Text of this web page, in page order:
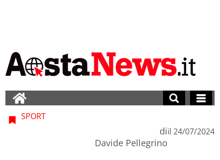
SPORT
di
Davide Pellegrino
il 24/07/2024